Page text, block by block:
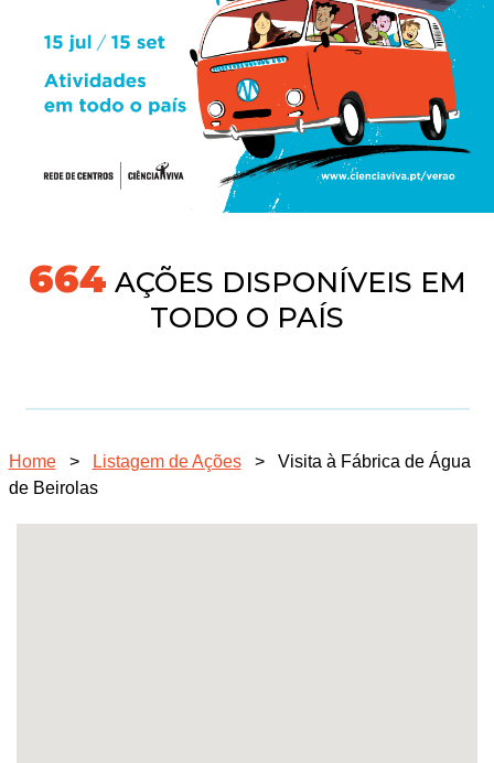
718AÇÕES DISPONÍVEIS EM
TODO O PAÍS
Home > Listagem de Ações >
Visita à Fábrica de Água
de Beirolas